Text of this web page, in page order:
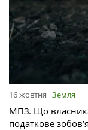
16 жовтня Земля
МПЗ. Що
податкове